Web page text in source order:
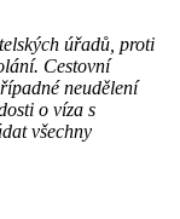
úřadů, proti
Cestovní
neudělení
o víza s
všechny